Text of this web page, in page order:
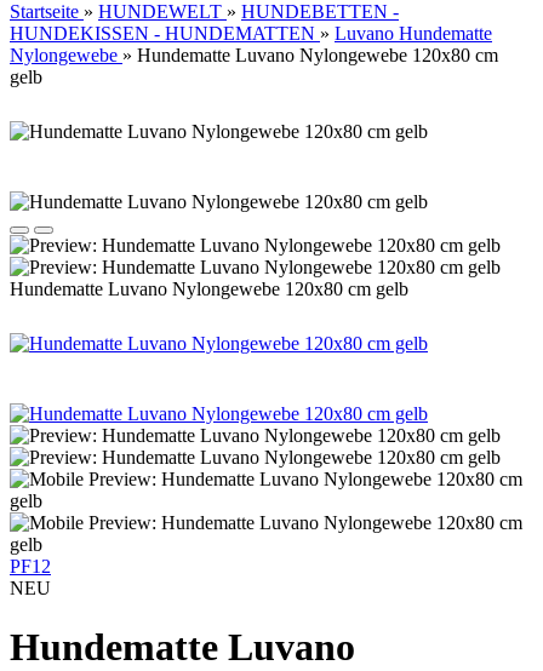
Startseite » HUNDEWELT » HUNDEBETTEN -
HUNDEKISSEN - HUNDEMATTEN » Luvano Hundematte
Nylongewebe » Hundematte Luvano Nylongewebe 120x80 cm
gelb
Hundematte Luvano Nylongewebe 120x80 cm gelb
PF12
NEU
Hundematte Luvano